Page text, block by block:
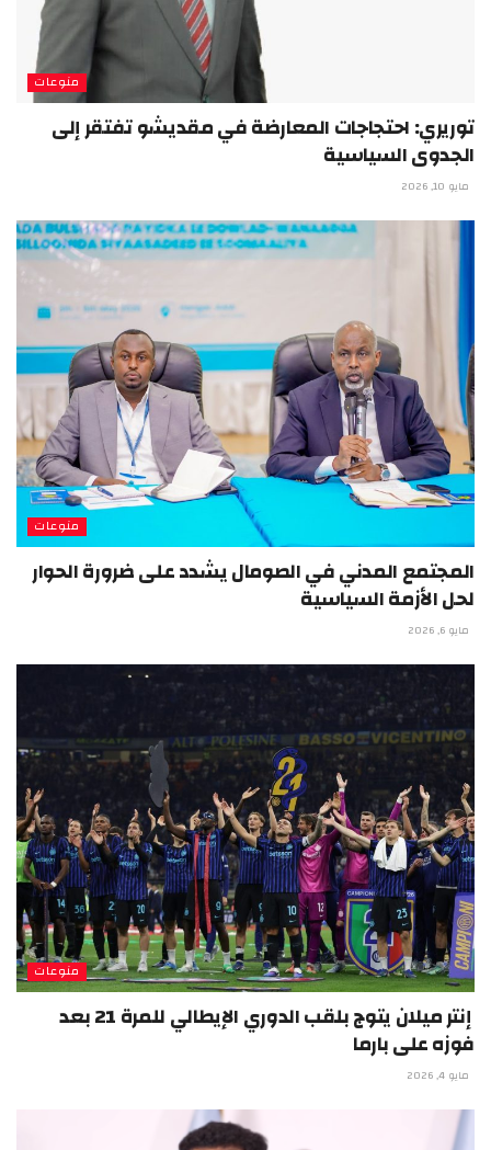
منوعات
توريري: احتجاجات المعارضة في مقديشو تفتقر إلى
الجدوى السياسية
مايو 10, 2026
منوعات
المجتمع المدني في الصومال يشدد على ضرورة الحوار
لحل الأزمة السياسية
مايو 6, 2026
منوعات
إنتر ميلان يتوج بلقب الدوري الإيطالي للمرة 21 بعد
فوزه على بارما
مايو 4, 2026